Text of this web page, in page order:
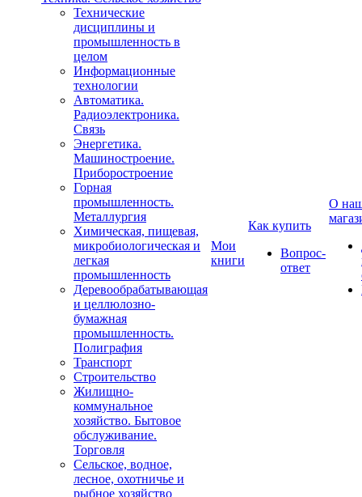
Технические
дисциплины и
промышленность в
целом
Информационные
технологии
Автоматика.
Радиоэлектроника.
Связь
Энергетика.
Машиностроение.
Приборостроение
Горная
промышленность.
Металлургия
Химическая, пищевая,
микробиологическая и
легкая
промышленность
Деревообрабатывающая
и целлюлозно-
бумажная
промышленность.
Полиграфия
Транспорт
Строительство
Жилищно-
коммунальное
хозяйство. Бытовое
обслуживание.
Торговля
Сельское, водное,
лесное, охотничье и
рыбное хозяйство
Мои
книги
Как купить
Вопрос-
ответ
О